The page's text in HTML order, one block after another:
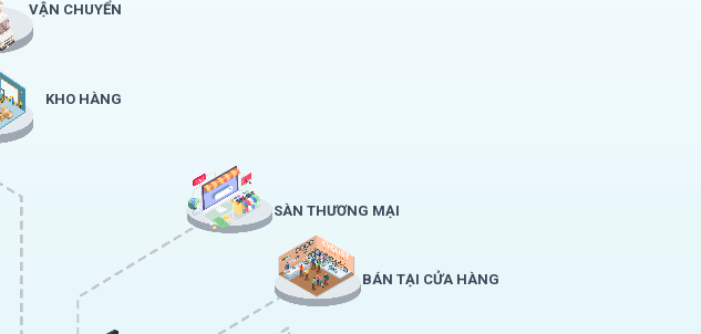
VẬN CHUYỂN
KHO HÀNG
SÀN THƯƠNG MẠI
BÁN TẠI CỬA HÀNG